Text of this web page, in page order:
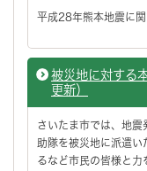
平成28年熊本地震に
被災地に対する
更新）
さいたま市では、地
助隊を被災地に派遣
るなど市民の皆様と力